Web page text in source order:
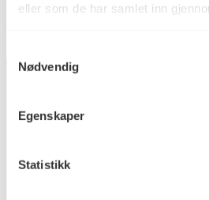
eller som de har samlet inn
Nødvendig
Egenskaper
Statistikk